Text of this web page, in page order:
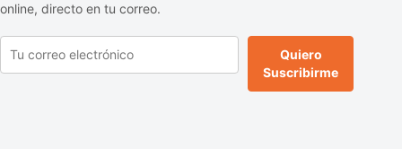
online, directo en tu correo.
Quiero
Suscribirme